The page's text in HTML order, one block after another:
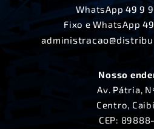
WhatsApp49 9
Fixo e WhatsApp
admi
Nosso
Av. Pátria,
Centro,
CEP: